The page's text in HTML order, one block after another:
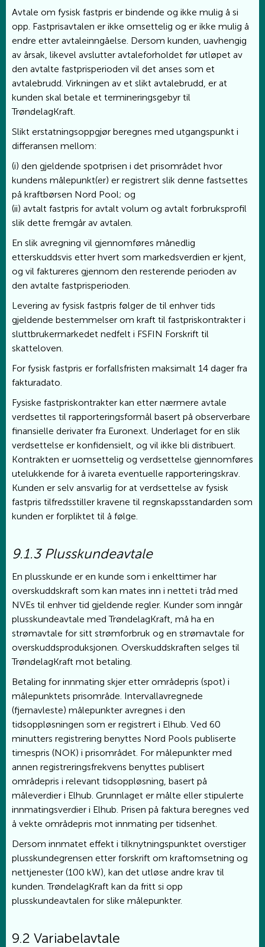
Avtale om fysisk fastpris er bindende og ikke mulig å si
opp. Fastprisavtalen er ikke omsettelig og er ikke mulig å
endre etter avtaleinngåelse. Dersom kunden, uavhengig
av årsak, likevel avslutter avtaleforholdet før utløpet av
den avtalte fastprisperioden vil det anses som et
avtalebrudd. Virkningen av et slikt avtalebrudd, er at
kunden skal betale et termineringsgebyr til
TrøndelagKraft.
Slikt erstatningsoppgjør beregnes med utgangspunkt i
differansen mellom:
(i) den gjeldende spotprisen i det prisområdet hvor
kundens målepunkt(er) er registrert slik denne fastsettes
på kraftbørsen Nord Pool; og
(ii) avtalt fastpris for avtalt volum og avtalt forbruksprofil
slik dette fremgår av avtalen.
En slik avregning vil gjennomføres månedlig
etterskuddsvis etter hvert som markedsverdien er kjent,
og vil faktureres gjennom den resterende perioden av
den avtalte fastprisperioden.
Levering av fysisk fastpris følger de til enhver tids
gjeldende bestemmelser om kraft til fastpriskontrakter i
sluttbrukermarkedet nedfelt i FSFIN Forskrift til
skatteloven.
For fysisk fastpris er forfallsfristen maksimalt 14 dager fra
fakturadato.
Fysiske fastpriskontrakter kan etter nærmere avtale
verdsettes til rapporteringsformål basert på observerbare
finansielle derivater fra Euronext. Underlaget for en slik
verdsettelse er konfidensielt, og vil ikke bli distribuert.
Kontrakten er uomsettelig og verdsettelse gjennomføres
utelukkende for å ivareta eventuelle rapporteringskrav.
Kunden er selv ansvarlig for at verdsettelse av fysisk
fastpris tilfredsstiller kravene til regnskapsstandarden som
kunden er forpliktet til å følge.
9.1.3 Plusskundeavtale
En plusskunde er en kunde som i enkelttimer har
overskuddskraft som kan mates inn i nettet i tråd med
NVEs til enhver tid gjeldende regler. Kunder som inngår
plusskundeavtale med TrøndelagKraft, må ha en
strømavtale for sitt strømforbruk og en strømavtale for
overskuddsproduksjonen. Overskuddskraften selges til
TrøndelagKraft mot betaling.
Betaling for innmating skjer etter områdepris (spot) i
målepunktets prisområde. Intervallavregnede
(fjernavleste) målepunkter avregnes i den
tidsoppløsningen som er registrert i Elhub. Ved 60
minutters registrering benyttes Nord Pools publiserte
timespris (NOK) i prisområdet. For målepunkter med
annen registreringsfrekvens benyttes publisert
områdepris i relevant tidsoppløsning, basert på
måleverdier i Elhub. Grunnlaget er målte eller stipulerte
innmatingsverdier i Elhub. Prisen på faktura beregnes ved
å vekte områdepris mot innmating per tidsenhet.
Dersom innmatet effekt i tilknytningspunktet overstiger
plusskundegrensen etter forskrift om kraftomsetning og
nettjenester (100 kW), kan det utløse andre krav til
kunden. TrøndelagKraft kan da fritt si opp
plusskundeavtalen for slike målepunkter.
9.2 Variabelavtale